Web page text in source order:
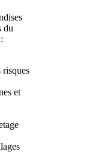
du
risques
et